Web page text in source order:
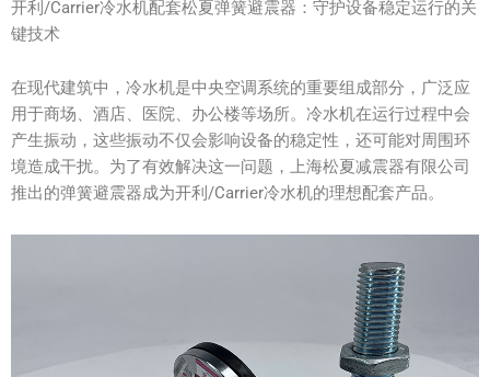
开利/Carrier冷水机配套松夏弹簧避震器：守护设备稳定运行的关
键技术
在现代建筑中，冷水机是中央空调系统的重要组成部分，广泛应
用于商场、酒店、医院、办公楼等场所。冷水机在运行过程中会
产生振动，这些振动不仅会影响设备的稳定性，还可能对周围环
境造成干扰。为了有效解决这一问题，上海松夏减震器有限公司
推出的弹簧避震器成为开利/Carrier冷水机的理想配套产品。